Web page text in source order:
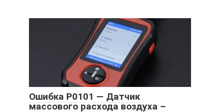
Ошибка P0101 — Датчик
массового расхода воздуха –